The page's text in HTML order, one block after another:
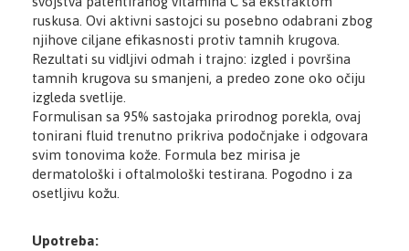
ruskusa. Ovi aktivni sastojci su posebno odabrani zbog
njihove ciljane efikasnosti protiv tamnih krugova.
Rezultati su vidljivi odmah i trajno: izgled i površina
tamnih krugova su smanjeni, a predeo zone oko očiju
izgleda svetlije.
Formulisan sa 95% sastojaka prirodnog porekla, ovaj
tonirani fluid trenutno prikriva podočnjake i odgovara
svim tonovima kože. Formula bez mirisa je
dermatološki i oftalmološki testirana. Pogodno i za
osetljivu kožu.
Upotreba: